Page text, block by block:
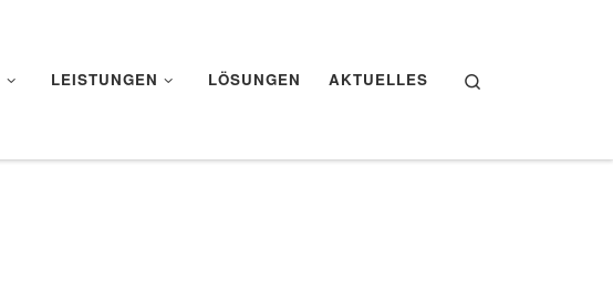
LEISTUNGEN LÖSUNGEN AKTUELLES